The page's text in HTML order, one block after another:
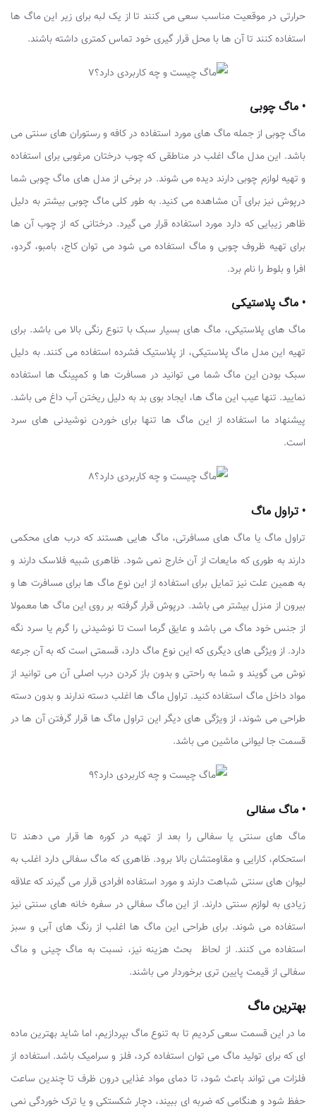
حرارتی در موقعیت مناسب سعی می کنند تا از یک لبه برای زیر این ماگ ها
استفاده کنند تا آن ها با محل قرار گیری خود تماس کمتری داشته باشند.
• ماگ چوبی
ماگ چوبی از جمله ماگ های مورد استفاده در کافه و رستوران های سنتی می
باشد. این مدل ماگ اغلب در مناطقی که چوب درختان مرغوبی برای استفاده
و تهیه لوازم چوبی دارند دیده می شوند. در برخی از مدل های ماگ چوبی شما
درپوش نیز برای آن مشاهده می کنید. به طور کلی ماگ چوبی بیشتر به دلیل
ظاهر زیبایی که دارد مورد استفاده قرار می گیرد. درختانی که از چوب آن ها
برای تهیه ظروف چوبی و ماگ استفاده می شود می توان کاج، بامبو، گردو،
افرا و بلوط را نام برد.
• ماگ پلاستیکی
ماگ های پلاستیکی، ماگ های بسیار سبک با تنوع رنگی بالا می باشد. برای
تهیه این مدل ماگ پلاستیکی، از پلاستیک فشرده استفاده می کنند. به دلیل
سبک بودن این ماگ شما می توانید در مسافرت ها و کمپینگ ها استفاده
نمایید. تنها عیب این ماگ ها، ایجاد بوی بد به دلیل ریختن آب داغ می باشد.
پیشنهاد ما استفاده از این ماگ ها تنها برای خوردن نوشیدنی های سرد
است.
• تراول ماگ
تراول ماگ یا ماگ های مسافرتی، ماگ هایی هستند که درب های محکمی
دارند به طوری که مایعات از آن خارج نمی شود. ظاهری شبیه فلاسک دارند و
به همین علت نیز تمایل برای استفاده از این نوع ماگ ها برای مسافرت ها و
بیرون از منزل بیشتر می باشد. درپوش قرار گرفته بر روی این ماگ ها معمولا
از جنس خود ماگ می باشد و عایق گرما است تا نوشیدنی را گرم یا سرد نگه
دارد. از ویژگی های دیگری که این نوع ماگ دارد، قسمتی است که به آن جرعه
نوش می گویند و شما به راحتی و بدون باز کردن درب اصلی آن می توانید از
مواد داخل ماگ استفاده کنید. تراول ماگ ها اغلب دسته ندارند و بدون دسته
طراحی می شوند، از ویژگی های دیگر این تراول ماگ ها قرار گرفتن آن ها در
قسمت جا لیوانی ماشین می باشد.
• ماگ سفالی
ماگ های سنتی یا سفالی را بعد از تهیه در کوره ها قرار می دهند تا
استحکام، کارایی و مقاومتشان بالا برود. ظاهری که ماگ سفالی دارد اغلب به
لیوان های سنتی شباهت دارند و مورد استفاده افرادی قرار می گیرند که علاقه
زیادی به لوازم سنتی دارند. از این ماگ سفالی در سفره خانه های سنتی نیز
استفاده می شوند. برای طراحی این ماگ ها اغلب از رنگ های آبی و سبز
استفاده می کنند. از لحاظ بحث هزینه نیز، نسبت به ماگ چینی و ماگ
سفالی از قیمت پایین تری برخوردار می باشند.
بهترین ماگ
ما در این قسمت سعی کردیم تا به تنوع ماگ بپردازیم، اما شاید بهترین ماده
ای که برای تولید ماگ می توان استفاده کرد، فلز و سرامیک باشد. استفاده از
فلزات می تواند باعث شود، تا دمای مواد غذایی درون ظرف تا چندین ساعت
حفظ شود و هنگامی که ضربه ای ببیند، دچار شکستکی و یا ترک خوردگی نمی